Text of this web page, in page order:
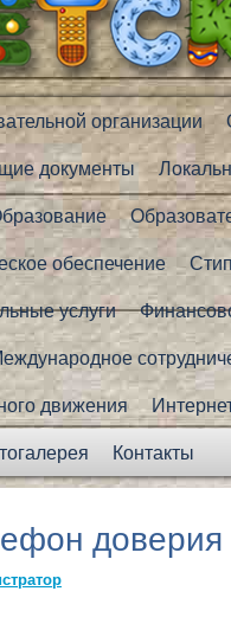
организации
документы
обеспечение
услуги
движения
Контакты
доверия